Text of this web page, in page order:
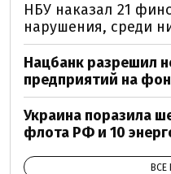
НБУ наказал 21
нарушения, среди
Нацбанк разрешил
предприятий на
Украина поразила
флота РФ и 10